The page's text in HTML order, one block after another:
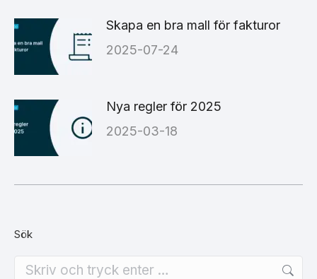
Skapa en bra mall för fakturor
2025-07-24
Nya regler för 2025
2025-03-18
Sök